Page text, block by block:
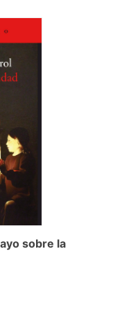
sobre la